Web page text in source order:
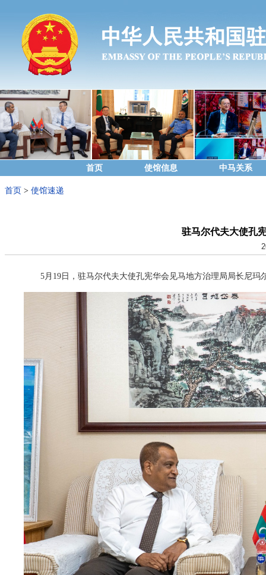
首页 使馆信息 中马关系
首页 > 使馆速递
驻马尔代夫大使孔
5月19日，驻马尔代夫大使孔宪华会见马地方治理局局长尼玛